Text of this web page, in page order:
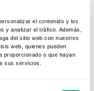
el contenido y los
y analizar el tráfico. Además,
del sitio web con nuestros
web, quienes pueden
proporcionado o que hayan
sus servicios.